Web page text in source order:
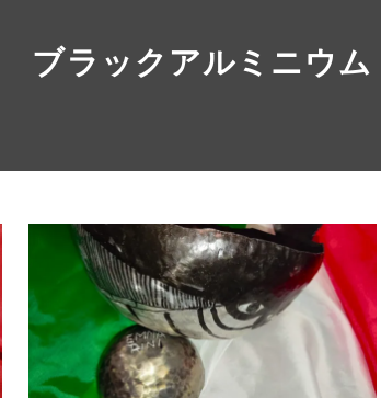
ブラックアルミニウム